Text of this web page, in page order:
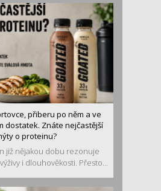
přiberu po něm a ve
dostatek. Znáte nejčastější
o proteinu?
již nějakou dobu rezonuje
i dlouhověkosti. Přesto...